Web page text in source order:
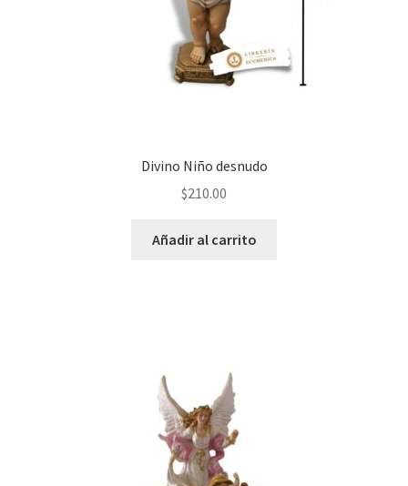
Divino Niño desnudo
$210.00
Añadir al carrito